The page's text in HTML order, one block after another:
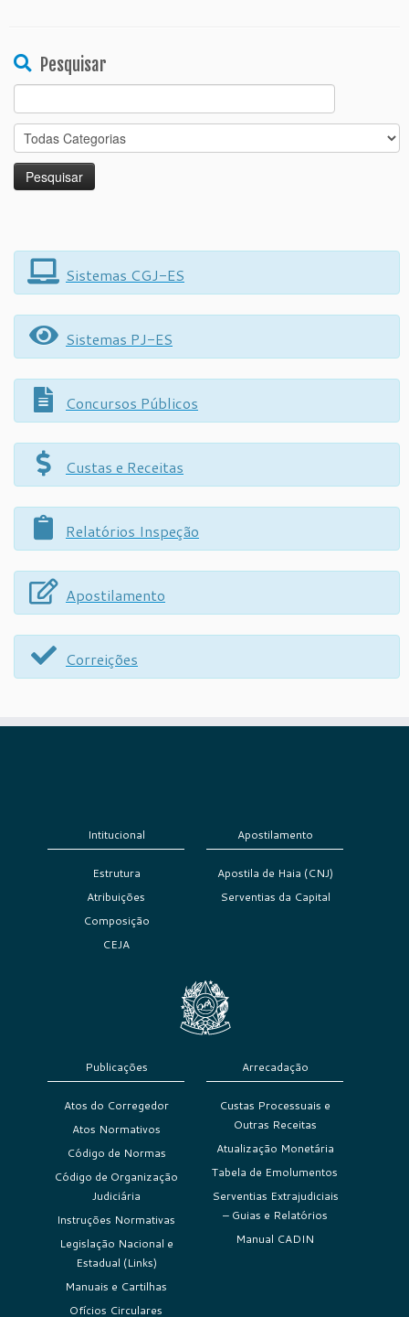
Pesquisar
Search
for:
Sistemas CGJ-ES
Sistemas PJ-ES
Concursos Públicos
Custas e Receitas
Relatórios Inspeção
Apostilamento
Correições
Intitucional
Estrutura
Atribuições
Composição
CEJA
Apostilamento
Apostila de Haia (CNJ)
Serventias da Capital
Publicações
Atos do Corregedor
Atos Normativos
Código de Normas
Código de Organização
Judiciária
Instruções Normativas
Legislação Nacional e
Estadual (Links)
Manuais e Cartilhas
Ofícios Circulares
Arrecadação
Custas Processuais e
Outras Receitas
Atualização Monetária
Tabela de Emolumentos
Serventias Extrajudiciais
– Guias e Relatórios
Manual CADIN